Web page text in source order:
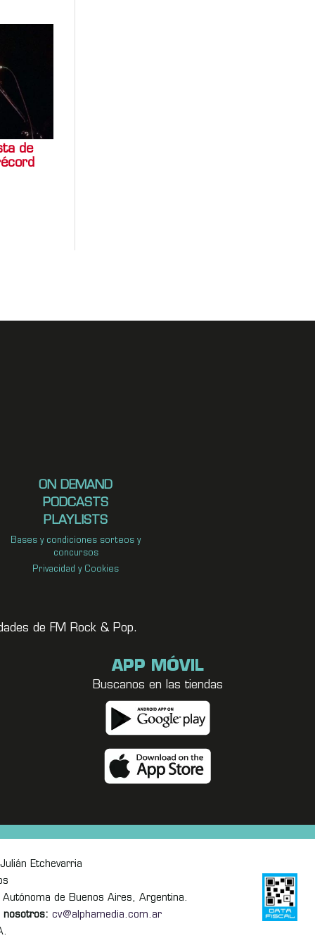
de
ON DEMAND
PODCASTS
PLAYLISTS
Bases y condiciones sorteos y
concursos
Privacidad y Cookies
de FM Rock & Pop.
APP MÓVIL
Buscanos en las tiendas
Julián Etchevarria
de Buenos Aires, Argentina.
nosotros: cv@alphamedia.com.ar